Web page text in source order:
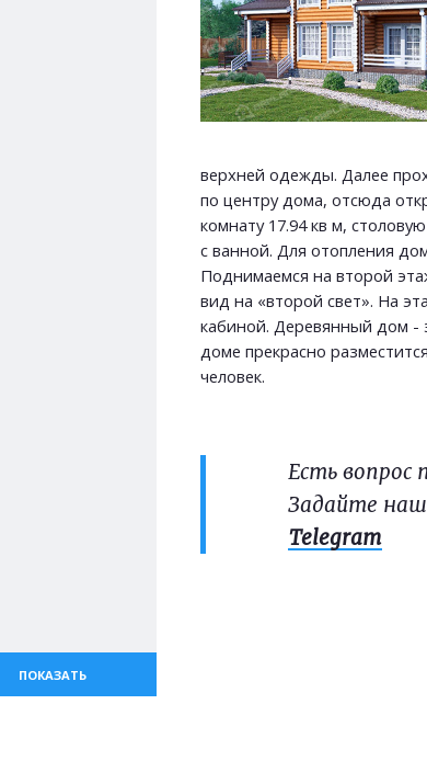
ПОКАЗАТЬ
верхней одежды. Далее
по центру дома, отсюда
комнату 17.94 кв м,
с ванной. Для отопления
Поднимаемся на второй
вид на «второй свет». На
кабиной. Деревянный дом -
доме прекрасно
человек.
Есть вопрос
Задайте
Telegram